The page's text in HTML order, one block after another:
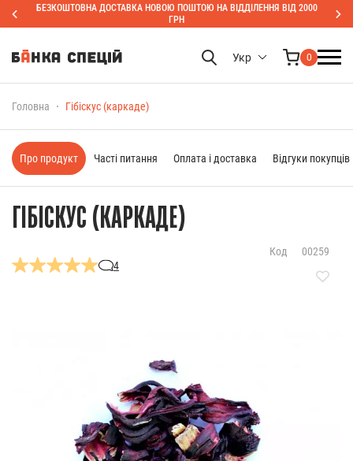
БЕЗКОШТОВНА ДОСТАВКА НОВОЮ ПОШТОЮ НА ВІДДІЛЕННЯ ВІД 2000
ГРН
Укр 0
Головна Гібіскус (каркаде)
ГІБІСКУС (КАРКАДЕ)
4
Код 00259
Про продукт Часті питання Оплата і доставка Відгуки покупців